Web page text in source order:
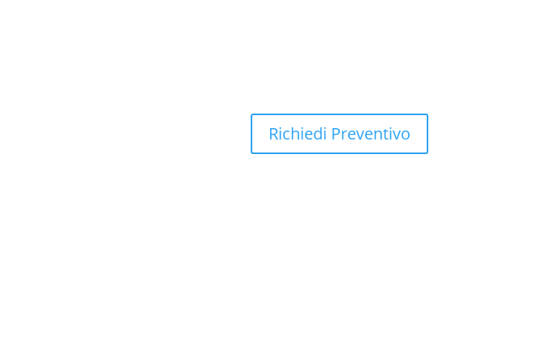
Richiedi Preventivo